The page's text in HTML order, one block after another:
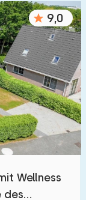
9,0
Wellness
des